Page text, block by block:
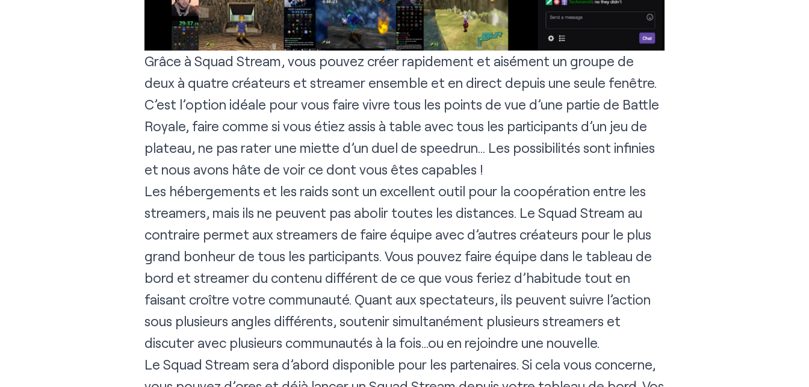
Grâce à Squad Stream, vous pouvez créer rapidement et aisément un groupe de
deux à quatre créateurs et streamer ensemble et en direct depuis une seule fenêtre.
C’est l’option idéale pour vous faire vivre tous les points de vue d’une partie de Battle
Royale, faire comme si vous étiez assis à table avec tous les participants d’un jeu de
plateau, ne pas rater une miette d’un duel de speedrun… Les possibilités sont infinies
et nous avons hâte de voir ce dont vous êtes capables !
Les hébergements et les raids sont un excellent outil pour la coopération entre les
streamers, mais ils ne peuvent pas abolir toutes les distances. Le Squad Stream au
contraire permet aux streamers de faire équipe avec d’autres créateurs pour le plus
grand bonheur de tous les participants. Vous pouvez faire équipe dans le tableau de
bord et streamer du contenu différent de ce que vous feriez d’habitude tout en
faisant croître votre communauté. Quant aux spectateurs, ils peuvent suivre l’action
sous plusieurs angles différents, soutenir simultanément plusieurs streamers et
discuter avec plusieurs communautés à la fois…ou en rejoindre une nouvelle.
Le Squad Stream sera d’abord disponible pour les partenaires. Si cela vous concerne,